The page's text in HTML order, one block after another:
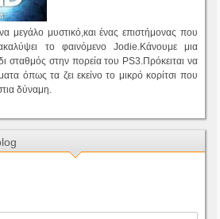
μεγάλο μυστικό,και ένας επιστήμονας που
το φαινόμενο Jodie.Κάνουμε μια
σταθμός στην πορεία του PS3.Πρόκειται να
όπως τα ζει εκείνο το μικρό κορίτσι που
δύναμη.